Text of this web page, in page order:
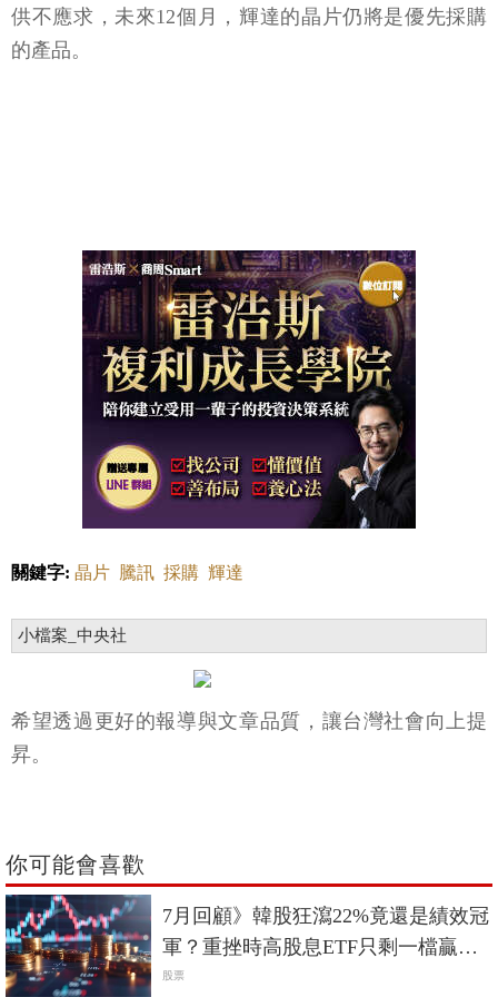
供不應求，未來12個月，輝達的晶片仍將是優先採購
的產品。
關鍵字: 晶片 騰訊 採購 輝達
小檔案_中央社
希望透過更好的報導與文章品質，讓台灣社會向上提
昇。
你可能會喜歡
7月回顧》韓股狂瀉22%竟還是績效冠
軍？重挫時高股息ETF只剩一檔贏過
0050
股票